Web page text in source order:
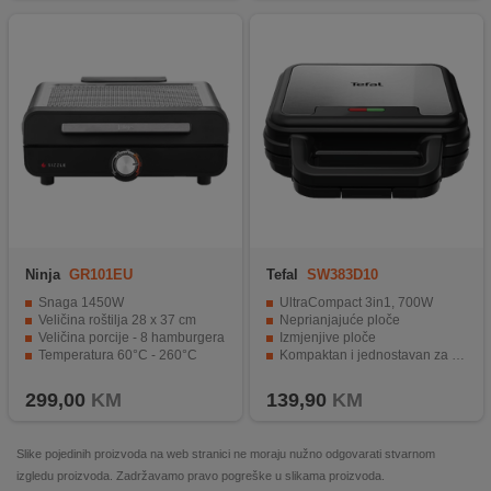
Ninja GR101EU
Snaga 1450W
Veličina roštilja 28 x 37 cm
Veličina porcije - 8 hamburgera
Temperatura 60°C - 260°C
299,00 KM
Tefal SW383D10
UltraCompact 3in1, 700W
Neprianjajuće ploče
Izmjenjive ploče
Kompaktan i jednostavan za spremanje
139,90 KM
Slike pojedinih proizvoda na web stranici ne moraju nužno odgovarati stvarnom
izgledu proizvoda. Zadržavamo pravo pogreške u slikama proizvoda.